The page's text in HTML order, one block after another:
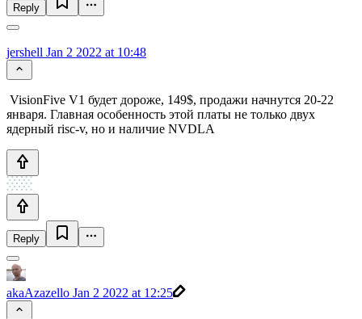
Reply
jershell Jan 2 2022 at 10:48
VisionFive V1 будет дороже, 149$, продажи начнутся 20-22
января. Главная особенность этой платы не только двух
ядерный risc-v, но и наличие NVDLA
Reply
akaAzazello Jan 2 2022 at 12:25